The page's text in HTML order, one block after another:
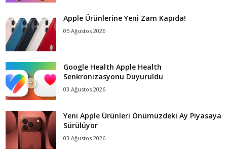
Apple Ürünlerine Yeni Zam Kapıda!
05 Ağustos 2026
Google Health Apple Health
Senkronizasyonu Duyuruldu
03 Ağustos 2026
Yeni Apple Ürünleri Önümüzdeki Ay Piyasaya
Sürülüyor
03 Ağustos 2026